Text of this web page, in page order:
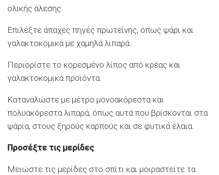
ολικής άλεσης.
Επιλέξτε άπαχες πηγές πρωτεΐνης, όπως ψάρι και
γαλακτοκομικά με χαμηλά λιπαρά.
Περιορίστε το κορεσμένο λίπος από κρέας και
γαλακτοκομικά προϊόντα.
Καταναλώστε με μέτρο μονοακόρεστα και
πολυακόρεστα λιπαρά, όπως αυτά που βρίσκονται στα
ψάρια, στους ξηρούς καρπούς και σε φυτικά έλαια.
Προσέξτε τις μερίδες
Μειώστε τις μερίδες στο σπίτι και μοιραστείτε τα